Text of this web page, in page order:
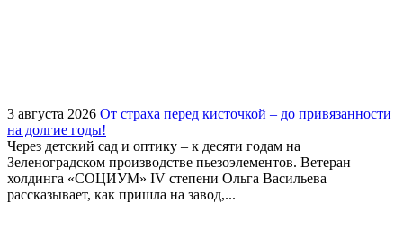
3 августа 2026 От страха перед кисточкой – до привязанности
на долгие годы!
Через детский сад и оптику – к десяти годам на
Зеленоградском производстве пьезоэлементов. Ветеран
холдинга «СОЦИУМ» IV степени Ольга Васильева
рассказывает, как пришла на завод,...